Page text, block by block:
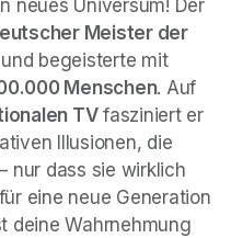
neues Universum! Der
Meister der
begeisterte mit
Menschen. Auf
TV fasziniert er
Illusionen, die
nur dass sie wirklich
eine neue Generation
deine Wahrnehmung